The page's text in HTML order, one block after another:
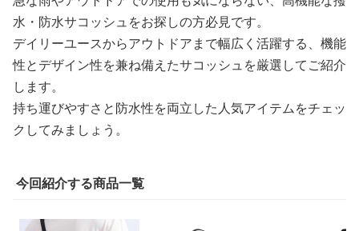
水・防水サコッシュをお探しの方必見です。
デイリーユースからアウトドアまで幅広く活躍する、機能
性とデザイン性を兼ね備えたサコッシュを厳選してご紹介
します。
持ち運びやすさと防水性を両立した人気アイテムをチェッ
クしてみましょう。
今回紹介する商品一覧